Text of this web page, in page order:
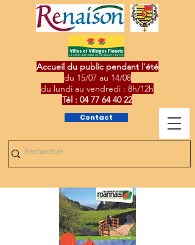
Contact
Accueil du public pendant l'été
du 15/07 au 14/08
du lundi au vendredi : 8h/12h
Tél : 04 77 64 40 22